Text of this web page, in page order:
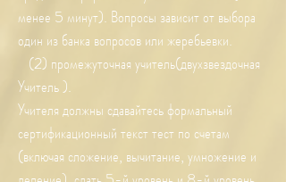
менее 5 минут). Вопросы зависит от выбора
один из банка вопросов или жеребьевки.
(2) промежуточная учитель(двухзвездочная
Учитель ).
Учителя должны сдавайтесь формальный
сертификационный текст тест по счетам
(включая сложение, вычитание, умножение и